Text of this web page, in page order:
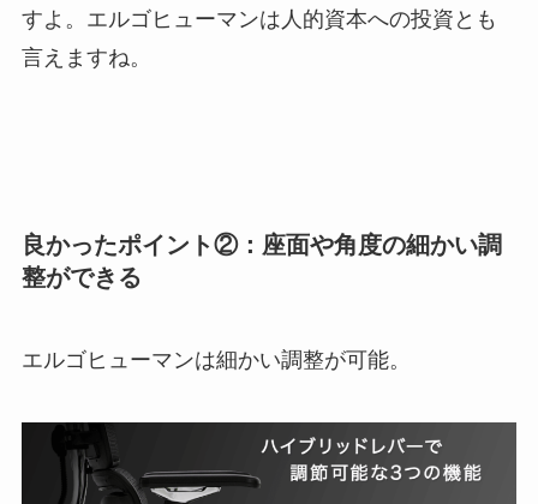
すよ。エルゴヒューマンは人的資本への投資とも
言えますね。
良かったポイント②：座面や角度の細かい調
整ができる
エルゴヒューマンは細かい調整が可能。